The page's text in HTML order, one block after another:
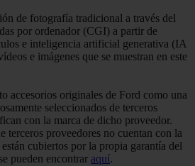
de fotografía tradicional a través del
por ordenador (CGI) a partir de
e inteligencia artificial generativa (IA
e imágenes que se muestran en este
accesorios originales de Ford como una
seleccionados de terceros
con la marca de dicho proveedor.
terceros proveedores no cuentan con la
cubiertos por la propia garantía del
pueden encontrar aquí.